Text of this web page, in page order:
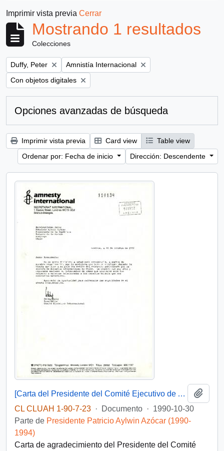
Imprimir vista previa Cerrar
Mostrando 1 resultados
Colecciones
Remove filter:
Duffy, Peter Remove filter:
Amnistía Internacional
Remove filter:
Con objetos digitales
Opciones avanzadas de búsqueda
Imprimir vista previa Card view
Table view
Ordenar por: Fecha de inicio
Dirección: Descendente
[Carta del Presidente del Comité Ejecutivo de Amnistía Internacional dirigida al Presidente Patricio Aylwin]
CL CLUAH 1-90-7-23 · Documento · 1990-10-30
Parte de Presidente Patricio Aylwin Azócar (1990-
1994)
Carta de agradecimiento del Presidente del Comité